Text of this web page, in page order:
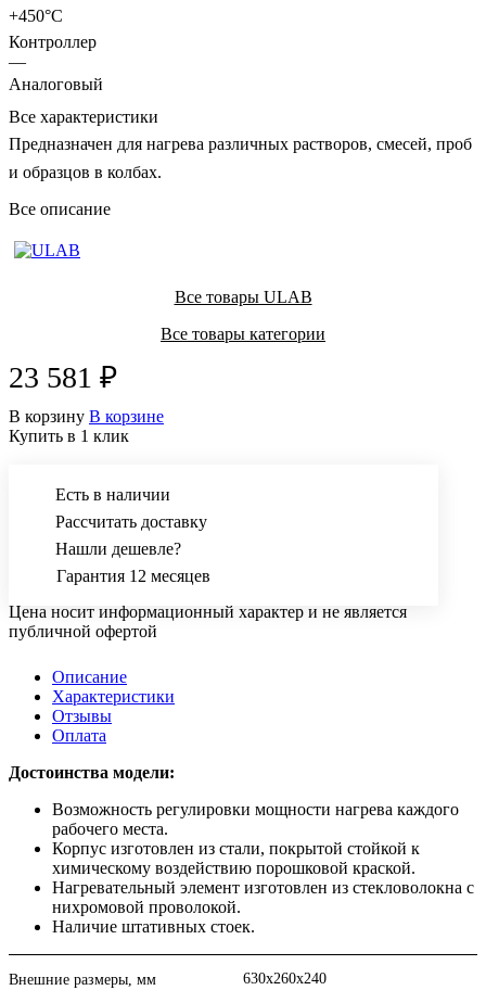
+450°С
Контроллер
—
Аналоговый
Все характеристики
Предназначен для нагрева различных растворов, смесей, проб
и образцов в колбах.
Все описание
Все товары ULAB
Все товары категории
23 581 ₽
В корзину В корзине
Купить в 1 клик
Есть в наличии
Рассчитать доставку
Нашли дешевле?
Гарантия 12 месяцев
Цена носит информационный характер и не является
публичной офертой
Описание
Характеристики
Отзывы
Оплата
Достоинства модели:
Возможность регулировки мощности нагрева каждого
рабочего места.
Корпус изготовлен из стали, покрытой стойкой к
химическому воздействию порошковой краской.
Нагревательный элемент изготовлен из стекловолокна с
нихромовой проволокой.
Наличие штативных стоек.
Внешние размеры, мм 630х260х240